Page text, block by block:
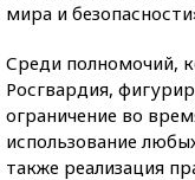
мира и
Среди полномочий,
Росгвардия,
ограничение во
использование
также реализация